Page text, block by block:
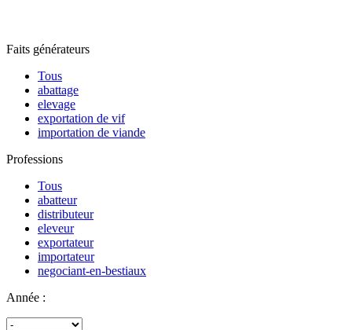
Faits générateurs
Tous
abattage
elevage
exportation de vif
importation de viande
Professions
Tous
abatteur
distributeur
eleveur
exportateur
importateur
negociant-en-bestiaux
Année :